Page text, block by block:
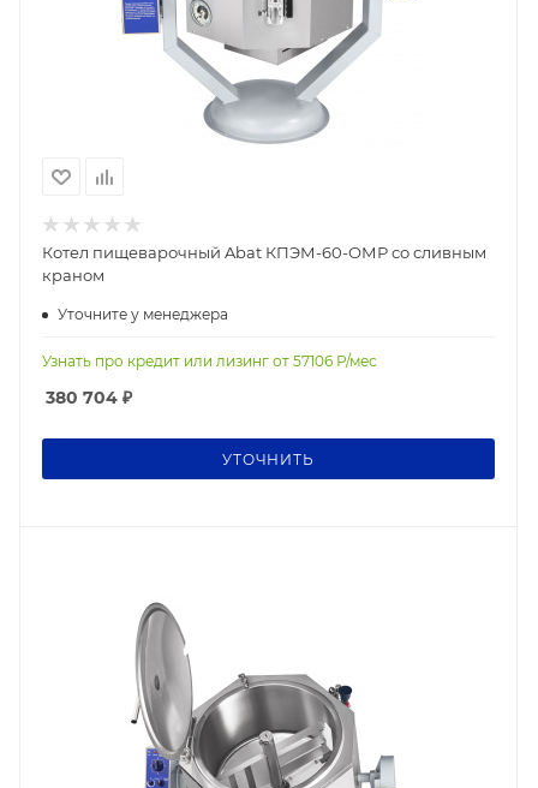
Котел пищеварочный Abat КПЭМ-60-ОМР со сливным
краном
Уточните у менеджера
Узнать про кредит или лизинг от 57106 Р/мес
380 704 ₽
УТОЧНИТЬ